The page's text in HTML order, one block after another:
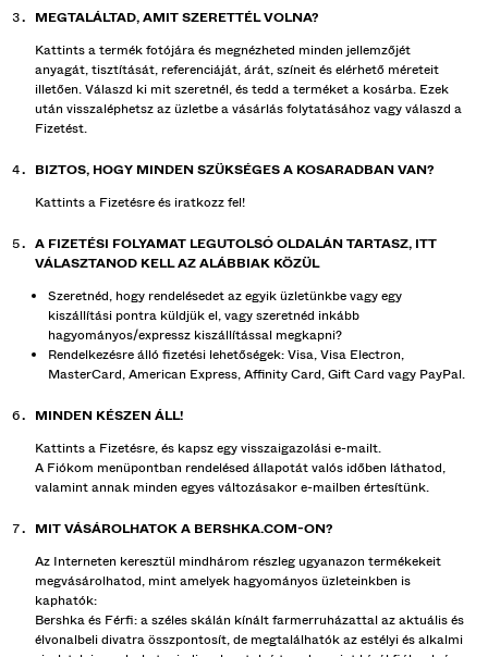
MEGTALÁLTAD, AMIT SZERETTÉL VOLNA?
Kattints a termék fotójára és megnézheted minden jellemzőjét
anyagát, tisztítását, referenciáját, árát, színeit és elérhető méreteit
illetően. Válaszd ki mit szeretnél, és tedd a terméket a kosárba. Ezek
után visszaléphetsz az üzletbe a vásárlás folytatásához vagy válaszd a
Fizetést.
BIZTOS, HOGY MINDEN SZÜKSÉGES A KOSARADBAN VAN?
Kattints a Fizetésre és iratkozz fel!
A FIZETÉSI FOLYAMAT LEGUTOLSÓ OLDALÁN TARTASZ, ITT
VÁLASZTANOD KELL AZ ALÁBBIAK KÖZÜL
Szeretnéd, hogy rendelésedet az egyik üzletünkbe vagy egy
kiszállítási pontra küldjük el, vagy szeretnéd inkább
hagyományos/expressz kiszállítással megkapni?
Rendelkezésre álló fizetési lehetőségek: Visa, Visa Electron,
MasterCard, American Express, Affinity Card, Gift Card vagy PayPal.
MINDEN KÉSZEN ÁLL!
Kattints a Fizetésre, és kapsz egy visszaigazolási e-mailt.
A Fiókom menüpontban rendelésed állapotát valós időben láthatod,
valamint annak minden egyes változásakor e-mailben értesítünk.
MIT VÁSÁROLHATOK A BERSHKA.COM-ON?
Az Interneten keresztül mindhárom részleg ugyanazon termékekeit
megvásárolhatod, mint amelyek hagyományos üzleteinkben is
kaphatók:
Bershka és Férfi: a széles skálán kínált farmerruházattal az aktuális és
élvonalbeli divatra összpontosít, de megtalálhatók az estélyi és alkalmi